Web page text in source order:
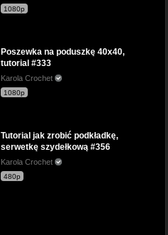
1080p
Poszewka na poduszkę 40x40,
tutorial #333
Karola Crochet
1080p
Tutorial jak zrobić podkładkę,
serwetkę szydełkową #356
Karola Crochet
480p